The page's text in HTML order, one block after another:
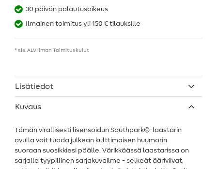
30 päivän palautusoikeus
Ilmainen toimitus yli 150 € tilauksille
* sis. ALV ilman Toimituskulut
Lisätiedot
Kuvaus
Tämän virallisesti lisensoidun Southpark©-laastarin
avulla voit tuoda julkean kulttimaisen huumorin
suoraan suosikkiesi päälle. Värikkäässä laastarissa on
sarjalle tyypillinen sarjakuvailme - selkeät ääriviivat,